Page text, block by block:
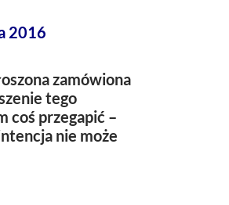
2016
zamówiona
tego
coś przegapić –
nie może